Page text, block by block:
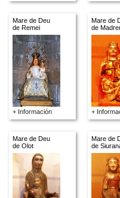
Mare de Deu
de Remei
+ Información
Mare de
de
+
Mare de Deu
de Olot
Mare de
de